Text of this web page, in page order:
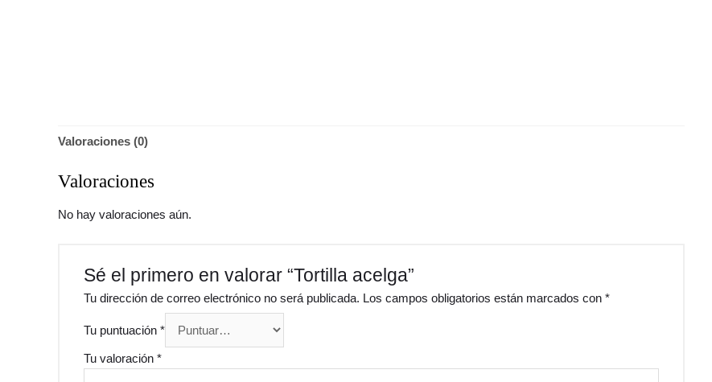
Valoraciones (0)
Valoraciones
No hay valoraciones aún.
Sé el primero en valorar “Tortilla acelga”
Tu dirección de correo electrónico no será publicada. Los campos obligatorios están marcados con *
Tu puntuación *
Tu valoración *